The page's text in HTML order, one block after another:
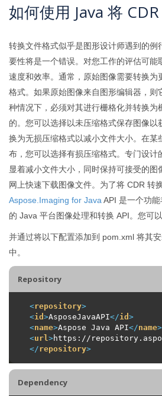
如何使用 Java 将
转换文件格式似乎是图形设计师遇到的例
要性将是一个错误。对您工作的评估可能
速度和效率。通常，原始图像需要转换为
格式。如果原始图像来自图形编辑器，则
种情况下，必须对其进行栅格化并转换为
的。您可以选择以未压缩格式保存图像以
换为无损压缩格式以减小文件大小。在某
布，您可以选择有损压缩格式。专门设计
显着减小文件大小，同时保持可接受的图
网上快速下载图像文件。为了将 CDR 转
Aspose.Imaging for Java API 是一个功
的 Java 平台图像处理和转换 API。您可
并通过将以下配置添加到 pom.xml 将其
中。
Repository
<repository>
<id >AsposeJavaAPI</id >
<name>Aspose Java API</name>
<url >https://
</repository>
Dependency